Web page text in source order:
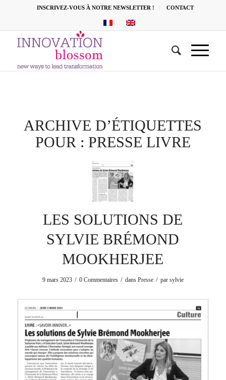
INSCRIVEZ-VOUS À NOTRE NEWSLETTER ! CONTACT
ARCHIVE D’ÉTIQUETTES
POUR : PRESSE LIVRE
LES SOLUTIONS DE
SYLVIE BRÉMOND
MOOKHERJEE
9 mars 2023 / 0 Commentaires / dans Presse / par sylvie